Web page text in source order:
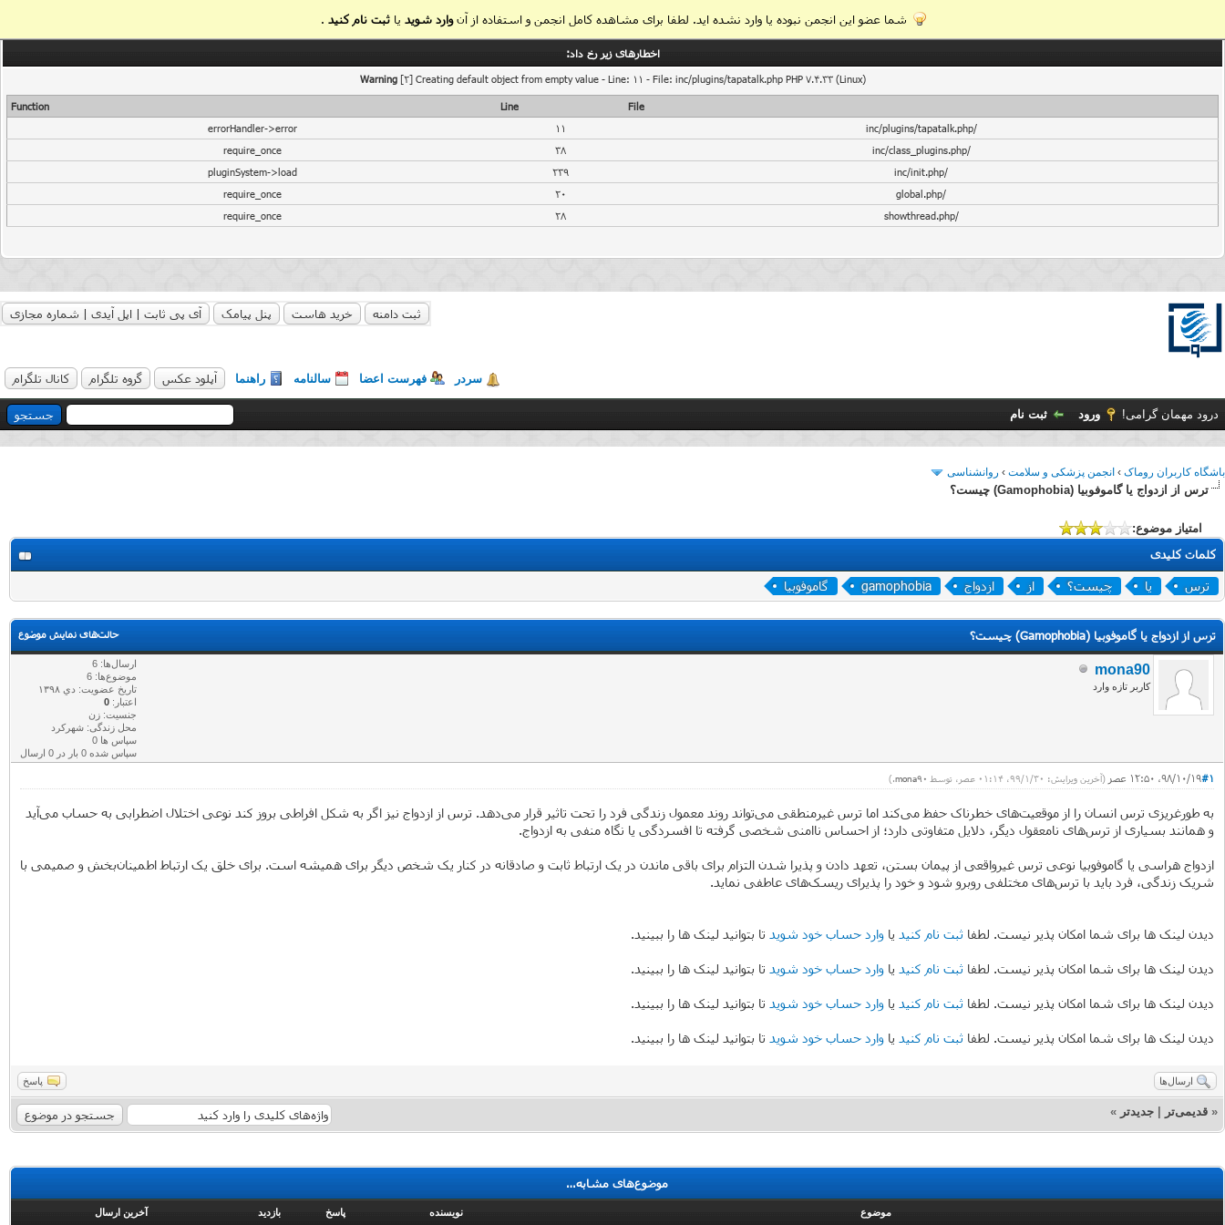
شما عضو این انجمن نبوده یا وارد نشده اید. لطفا برای مشاهده کامل انجمن و استفاده از آنوارد شوید یاثبت نام کنید .
اخطار‌های زیر رخ داد:
Warning[2] Creating default object from empty value - Line: 11 - File: inc/plugins/tapatalk.php PHP 7.4.33 (Linux)
File
Line
Function
/inc/plugins/tapatalk.php
11
errorHandler->error
/inc/class_plugins.php
38
require_once
/inc/init.php
239
pluginSystem->load
/global.php
20
require_once
/showthread.php
28
require_once
ثبت دامنه خرید هاست پنل پیامک آی پی ثابت | اپل آیدی | شماره مجازی
سردر فهرست اعضا سالنامه راهنما آپلود عکس گروه تلگرام کانال تلگرام
درود مهمان گرامی! ورود ثبت نام
باشگاه کاربران روماک › انجمن پزشکی و سلامت › روانشناسی
ترس از ازدواج یا گاموفوبیا (Gamophobia) چیست؟
امتیاز موضوع:
کلمات کلیدی
ترس یا چیست؟ از ازدواج gamophobia گاموفوبیا
حالت‌های نمایش موضوع ترس از ازدواج یا گاموفوبیا (Gamophobia) چیست؟
mona90
کاربر تازه وارد
ارسال‌ها: 6
موضوع‌ها: 6
تاریخ عضویت: دي ۱۳۹۸
اعتبار: 0
جنسیت: زن
محل زندگی: شهرکرد
سپاس ها 0
سپاس شده 0 بار در 0 ارسال
#1۹۸/۱۰/۱۹، ۱۲:۵۰ عصر (آخرین ویرایش: ۹۹/۱/۳۰، ۰۱:۱۴ عصر، توسط mona90
.)
به طورغریزی ترس انسان را از موقعیت‌های خطرناک حفظ می‌کند اما ترس غیرمنطقی می‌تواند روند معمول زندگی فرد را تحت تاثیر قرار می‌دهد. ترس از ازدواج نیز اگر به شکل افراطی بروز کند نوعی اختلال اضطرابی به حساب می‌آید
و همانند بسیاری از ترس‌های نامعقول دیگر، دلایل متفاوتی دارد؛ از احساس ناامنی شخصی گرفته تا افسردگی یا نگاه منفی به ازدواج.
ازدواج هراسی یا گاموفوبیا نوعی ترس غیرواقعی از پیمان بستن، تعهد دادن و پذیرا شدن التزام برای باقی ماندن در یک ارتباط ثابت و صادقانه در کنار یک شخص دیگر برای همیشه است. برای خلق یک ارتباط اطمینان‌بخش و صمیمی با
شریک زندگی، فرد باید با ترس‌های مختلفی روبرو شود و خود را پذیرای ریسک‌های عاطفی نماید.
دیدن لینک ها برای شما امکان پذیر نیست. لطفا ثبت نام کنید یا وارد حساب خود شوید تا بتوانید لینک ها را ببینید.
دیدن لینک ها برای شما امکان پذیر نیست. لطفا ثبت نام کنید یا وارد حساب خود شوید تا بتوانید لینک ها را ببینید.
دیدن لینک ها برای شما امکان پذیر نیست. لطفا ثبت نام کنید یا وارد حساب خود شوید تا بتوانید لینک ها را ببینید.
دیدن لینک ها برای شما امکان پذیر نیست. لطفا ثبت نام کنید یا وارد حساب خود شوید تا بتوانید لینک ها را ببینید.
ارسال‌ها پاسخ
« قدیمی‌تر جدیدتر »
موضوع‌های مشابه…
موضوع نویسنده پاسخ بازدید آخرین ارسال